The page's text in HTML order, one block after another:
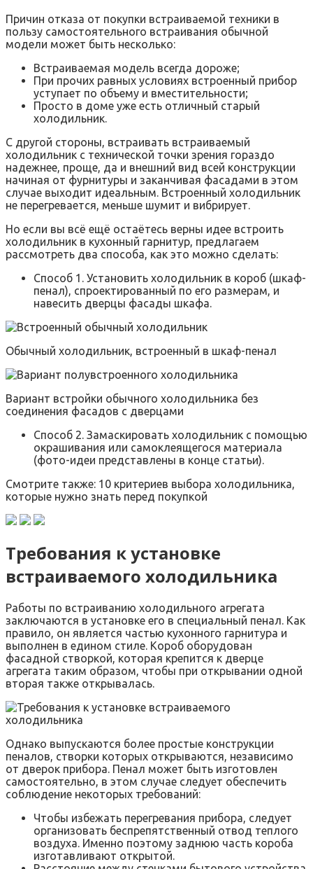
Причин отказа от покупки встраиваемой техники в
пользу самостоятельного встраивания обычной
модели может быть несколько:
Встраиваемая модель всегда дороже;
При прочих равных условиях встроенный прибор
уступает по объему и вместительности;
Просто в доме уже есть отличный старый
холодильник.
С другой стороны, встраивать встраиваемый
холодильник с технической точки зрения гораздо
надежнее, проще, да и внешний вид всей конструкции
начиная от фурнитуры и заканчивая фасадами в этом
случае выходит идеальным. Встроенный холодильник
не перегревается, меньше шумит и вибрирует.
Но если вы всё ещё остаётесь верны идее встроить
холодильник в кухонный гарнитур, предлагаем
рассмотреть два способа, как это можно сделать:
Способ 1. Установить холодильник в короб (шкаф-
пенал), спроектированный по его размерам, и
навесить дверцы фасады шкафа.
Обычный холодильник, встроенный в шкаф-пенал
Вариант встройки обычного холодильника без
соединения фасадов с дверцами
Способ 2. Замаскировать холодильник с помощью
окрашивания или самоклеящегося материала
(фото-идеи представлены в конце статьи).
Смотрите также: 10 критериев выбора холодильника,
которые нужно знать перед покупкой
Требования к установке
встраиваемого холодильника
Работы по встраиванию холодильного агрегата
заключаются в установке его в специальный пенал. Как
правило, он является частью кухонного гарнитура и
выполнен в едином стиле. Короб оборудован
фасадной створкой, которая крепится к дверце
агрегата таким образом, чтобы при открывании одной
вторая также открывалась.
Однако выпускаются более простые конструкции
пеналов, створки которых открываются, независимо
от дверок прибора. Пенал может быть изготовлен
самостоятельно, в этом случае следует обеспечить
соблюдение некоторых требований:
Чтобы избежать перегревания прибора, следует
организовать беспрепятственный отвод теплого
воздуха. Именно поэтому заднюю часть короба
изготавливают открытой.